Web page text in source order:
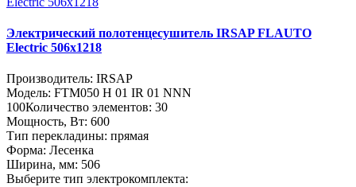
Электрический полотенцесушитель IRSAP FLAUTO
Electric 506х1218
Производитель: IRSAP
Модель: FTM050 H 01 IR 01 NNN
100Количество элементов: 30
Мощность, Вт: 600
Тип перекладины: прямая
Форма: Лесенка
Ширина, мм: 506
Выберите тип электрокомплекта: